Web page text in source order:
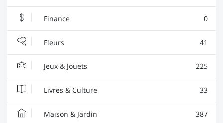
Finance 0
Fleurs 41
Jeux & Jouets 225
Livres & Culture 33
Maison & Jardin 387